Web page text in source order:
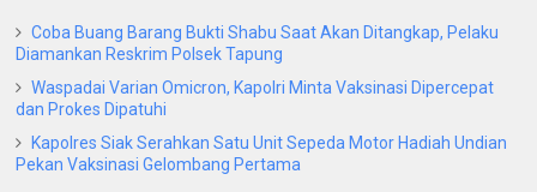
Coba Buang Barang Bukti Shabu Saat Akan Ditangkap, Pelaku
Diamankan Reskrim Polsek Tapung
Waspadai Varian Omicron, Kapolri Minta Vaksinasi Dipercepat
dan Prokes Dipatuhi
Kapolres Siak Serahkan Satu Unit Sepeda Motor Hadiah Undian
Pekan Vaksinasi Gelombang Pertama